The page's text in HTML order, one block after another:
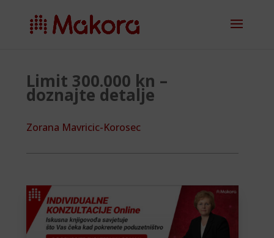
Limit 300.000 kn –
doznajte detalje
Zorana Mavricic-Korosec